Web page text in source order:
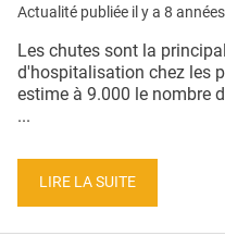
Actualité publiée il y a 8
Les chutes sont la
d'hospitalisation chez les
estime à 9.000 le nombre
...
LIRE LA SUITE